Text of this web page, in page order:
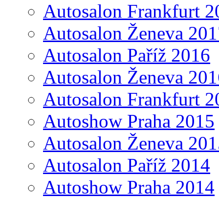
Autosalon Frankfurt
Autosalon Ženeva
Autosalon Paříž 2016
Autosalon Ženeva
Autosalon Frankfurt
Autoshow Praha 2015
Autosalon Ženeva
Autosalon Paříž 2014
Autoshow Praha 2014